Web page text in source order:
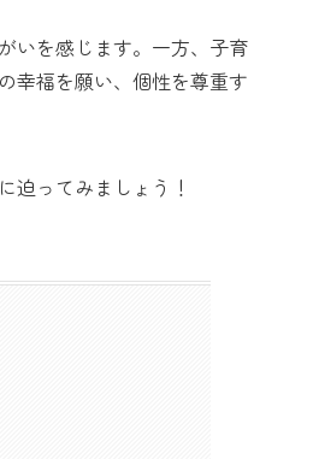
いを感じます。一方、子育
幸福を願い、個性を尊重す
迫ってみましょう！